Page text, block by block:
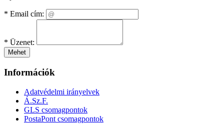
* Email cím:
* Üzenet:
Mehet
Információk
Adatvédelmi irányelvek
Á.Sz.F.
GLS csomagpontok
PostaPont csomagpontok